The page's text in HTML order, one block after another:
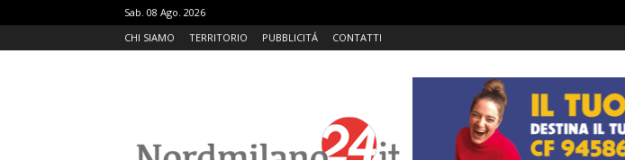
Sab. 08 Ago. 2026
CHI SIAMO
TERRITORIO PUBBLICITÁ CONTATTI